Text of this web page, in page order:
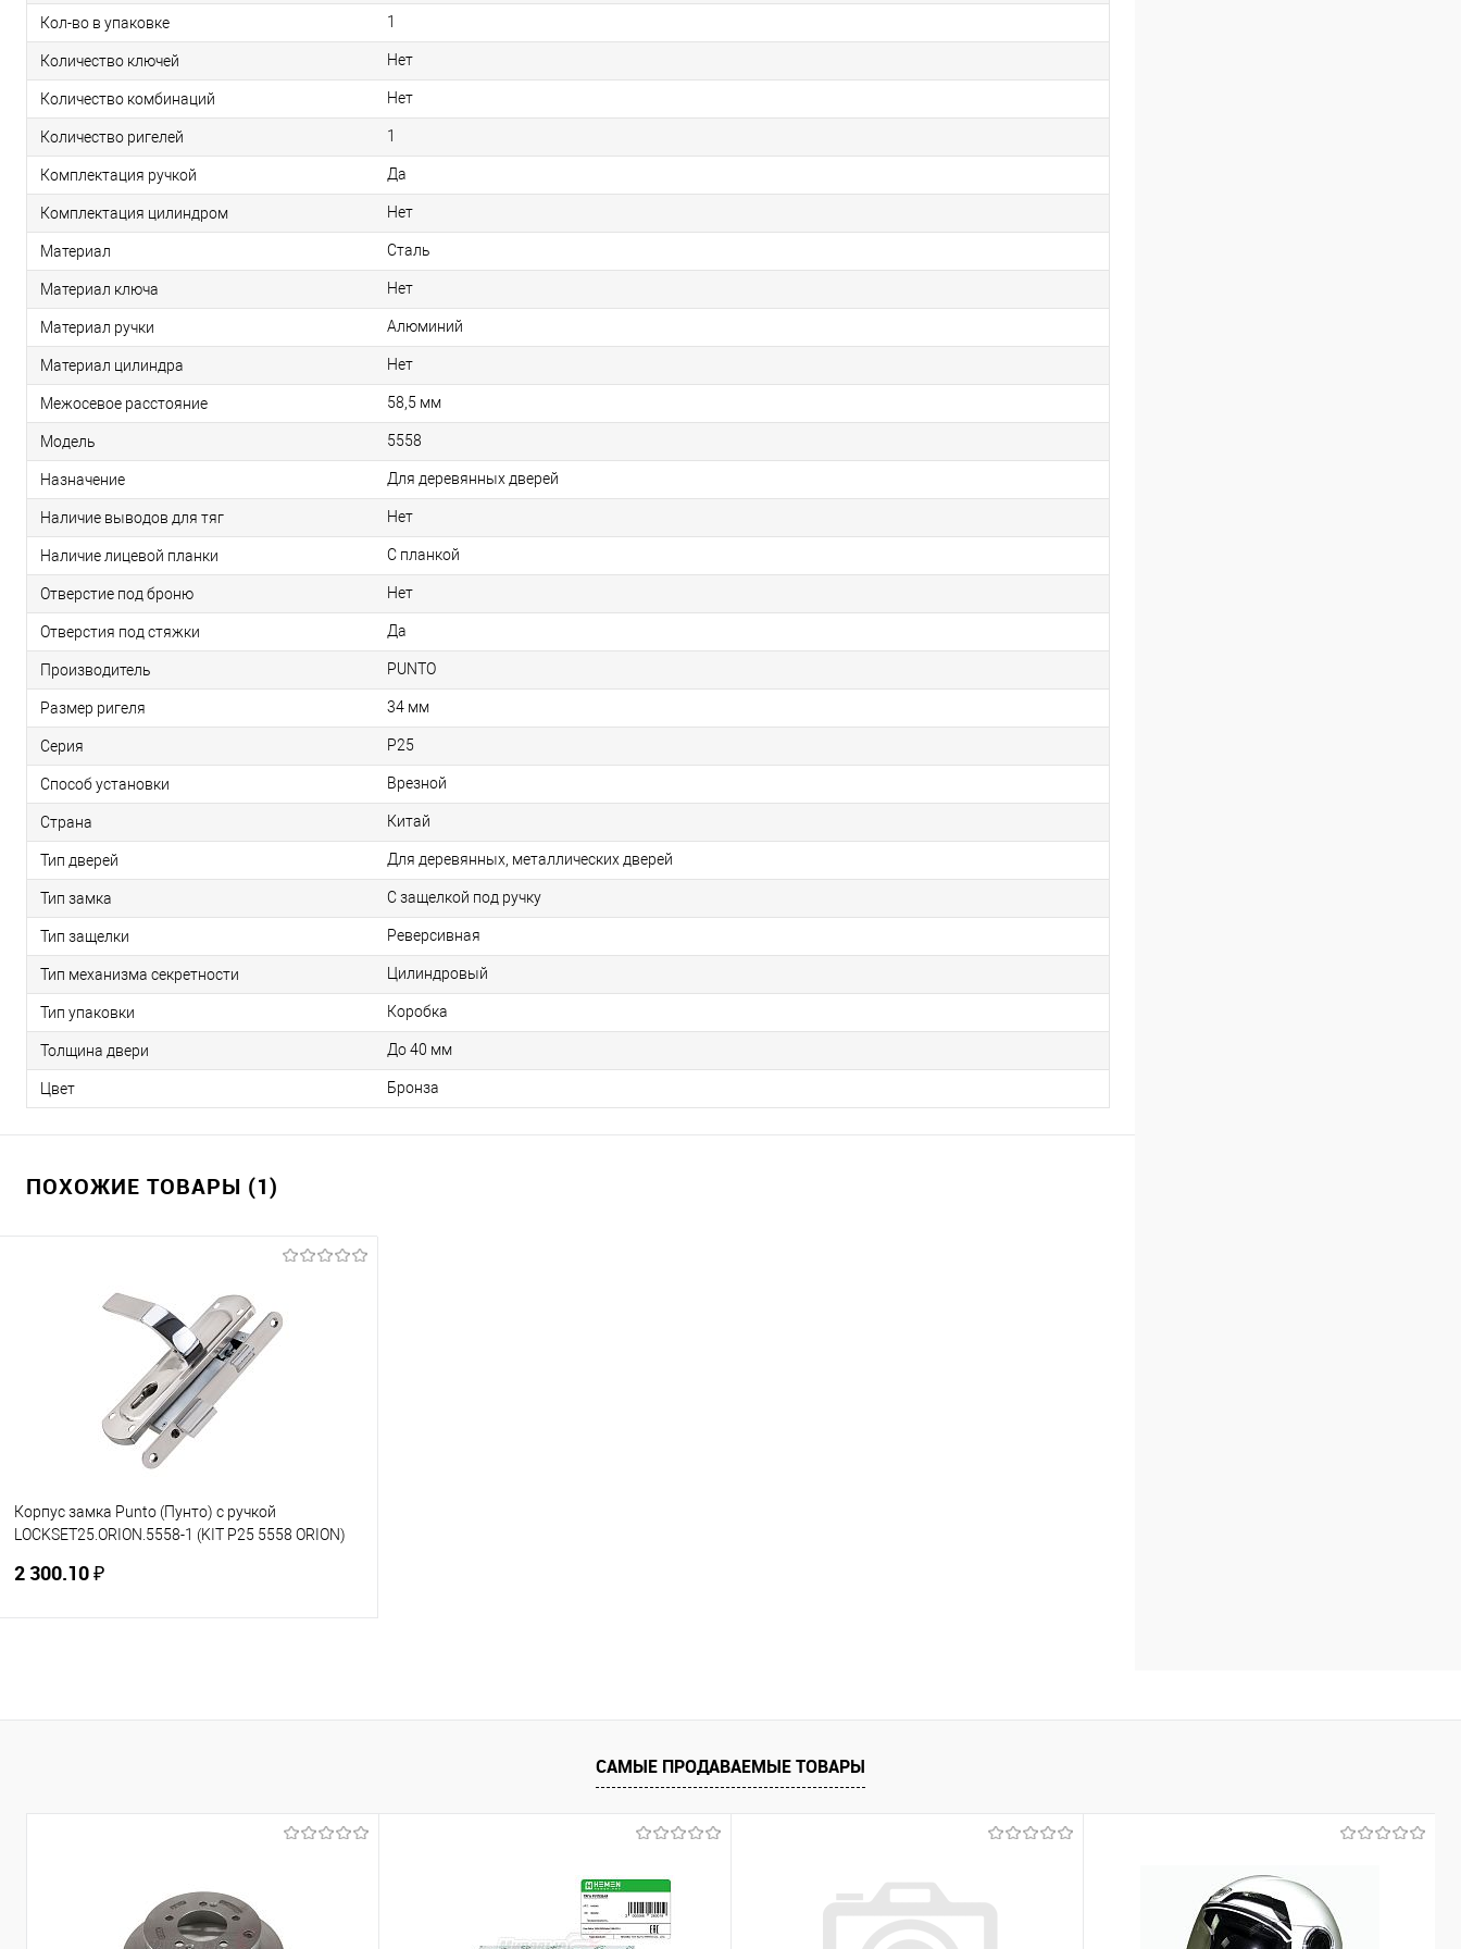
Кол-во в упаковке 1
Количество ключей Нет
Количество комбинаций Нет
Количество ригелей 1
Комплектация ручкой Да
Комплектация цилиндром Нет
Материал Сталь
Материал ключа Нет
Материал ручки Алюминий
Материал цилиндра Нет
Межосевое расстояние 58,5 мм
Модель 5558
Назначение Для деревянных дверей
Наличие выводов для тяг Нет
Наличие лицевой планки С планкой
Отверстие под броню Нет
Отверстия под стяжки Да
Производитель PUNTO
Размер ригеля 34 мм
Серия P25
Способ установки Врезной
Страна Китай
Тип дверей Для деревянных, металлических дверей
Тип замка С защелкой под ручку
Тип защелки Реверсивная
Тип механизма секретности Цилиндровый
Тип упаковки Коробка
Толщина двери До 40 мм
Цвет Бронза
ПОХОЖИЕ ТОВАРЫ (1)
Корпус замка Punto (Пунто) с ручкой
LOCKSET25.ORION.5558-1 (KIT P25 5558 ORION)
2 300.10 ₽
Купить в 1 клик
К сравнению
САМЫЕ ПРОДАВАЕМЫЕ ТОВАРЫ